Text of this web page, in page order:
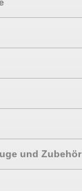
und Zubehör